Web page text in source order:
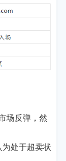
场反弹，然
处于超卖状